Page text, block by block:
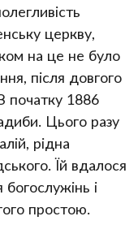
церкву,
на це не було
після довгого
початку 1886
Цього разу
рідна
Їй вдалося
і
простою.